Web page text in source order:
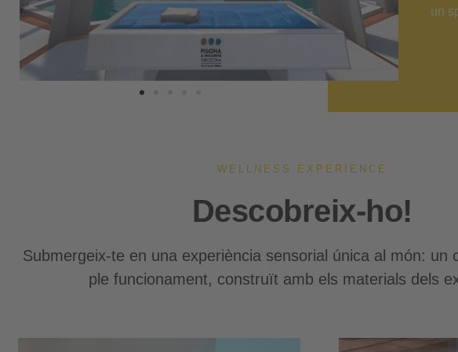
un
WELLNESS EXPERIENCE
Descobreix-ho!
Submergeix-te en una experiència sensorial única al món: un
ple funcionament, construït amb els materials dels